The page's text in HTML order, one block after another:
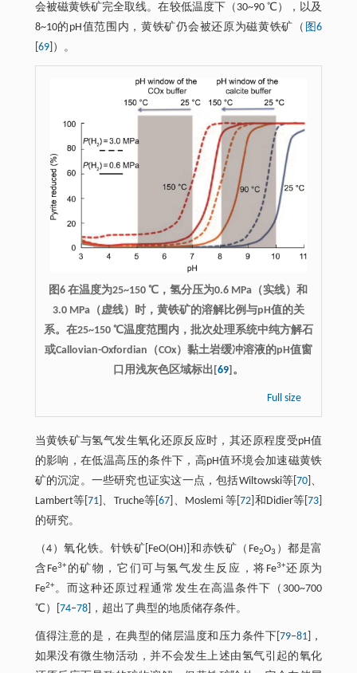
会被磁黄铁矿完全取线。在较低温度下（30~90 ℃），以及
8~10的pH值范围内，黄铁矿仍会被还原为磁黄铁矿（ 图6
69]）。
图6 在温度为25~150 ℃，氢分压为0.6 MPa（实线）和
3.0 MPa（虚线）时，黄铁矿的溶解比例与pH值的关
系。在25~150 ℃温度范围内，批次处理系统中纯方解石
或Callovian-Oxfordian（COx）黏土岩缓冲溶液的pH值窗
口用浅灰色区域标出[ 69]。
Full size
当黄铁矿与氢气发生氧化还原反应时，其还原程度受pH值
的影响，在低温高压的条件下，高pH值环境会加速磁黄铁
矿的沉淀。一些研究也证实这一点，包括Wiltowski等[70 ]、
Lambert等[71 ]、Truche等[67 ]、Moslemi 等[72 ]和Didier等[73
的研究。
（4）氧化铁。针铁矿[FeO(OH)]和赤铁矿（Fe2O3 ）都是富
含Fe3+的矿物，它们可与氢气发生反应，将Fe3+还原为
Fe2+。而这种还原过程通常发生在高温条件下（300~700
℃）[ 74‒78]，超出了典型的地质储存条件。
值得注意的是，在典型的储层温度和压力条件下[ 79‒81]，
如果没有微生物活动，并不会发生上述由氢气引起的氧化